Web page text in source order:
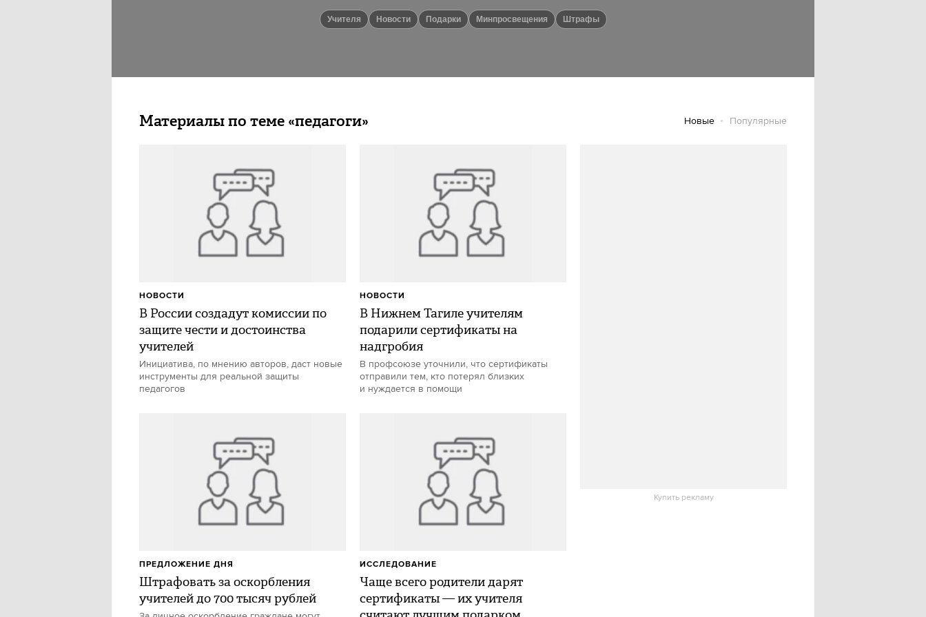
Учителя новости Подарки Минпросвещения Штрафы
Материалы по теме «педагоги» Новые Популярные
Купить рекламу
В России создадут комиссии по
защите чести и достоинства
учителей
Инициатива, по мнению авторов, даст новые
инструменты для реальной защиты
педагогов
НОВОСТИ
В Нижнем Тагиле учителям
подарили сертификаты на
надгробия
В профсоюзе уточнили, что сертификаты
отправили тем, кто потерял близких
и нуждается в помощи
НОВОСТИ
Штрафовать за оскорбления
учителей до 700 тысяч рублей
ПРЕДЛОЖЕНИЕ ДНЯ
Чаще всего родители дарят
сертификаты — их учителя
ИССЛЕДОВАНИЕ